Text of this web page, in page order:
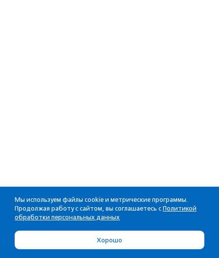
Мы используем файлы cookie и метрические программы.
Продолжая работу с сайтом, вы соглашаетесь с Политикой
обработки персональных данных
Хорошо